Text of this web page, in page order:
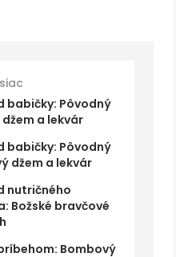
babičky: Pôvodný
a lekvár
babičky: Pôvodný
džem a lekvár
nutričného
Božské bravčové
príbehom: Bombový